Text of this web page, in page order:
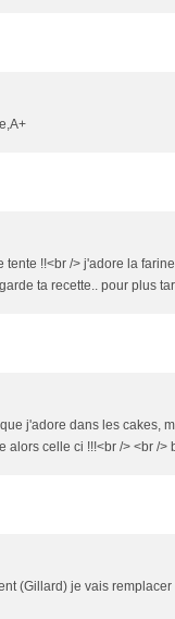
!!<br /> j'adore la
ta recette.. pour plus
j'adore dans les cakes,
alors celle ci !!!<br /> <br />
(Gillard) je vais